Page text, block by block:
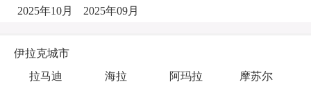
2025年10月
2025年09月
伊拉克城市
拉马迪
海拉 阿玛拉
摩苏尔